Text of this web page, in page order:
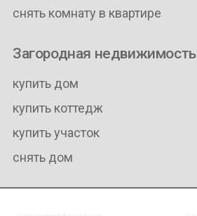
снять комнату в квартире
Загородная недвижимость
купить дом
купить коттедж
купить участок
снять дом